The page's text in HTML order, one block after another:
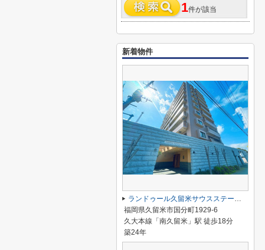
1件が該当
新着物件
ランドゥール久留米サウスステージ☆仲介手数料無料☆
福岡県久留米市国分町1929-6
久大本線「南久留米」駅 徒歩18分
築24年